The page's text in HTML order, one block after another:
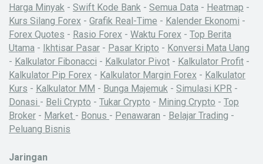
Harga Minyak - Swift Kode Bank - Semua Data - Heatmap -
Kurs Silang Forex - Grafik Real-Time - Kalender Ekonomi -
Forex Quotes - Rasio Forex - Waktu Forex - Top Berita
Utama - Ikhtisar Pasar - Pasar Kripto - Konversi Mata Uang
- Kalkulator Fibonacci - Kalkulator Pivot - Kalkulator Profit -
Kalkulator Pip Forex - Kalkulator Margin Forex - Kalkulator
Kurs - Kalkulator MM - Bunga Majemuk - Simulasi KPR -
Donasi - Beli Crypto - Tukar Crypto - Mining Crypto - Top
Broker - Market - Bonus - Penawaran - Belajar Trading -
Peluang Bisnis
Jaringan